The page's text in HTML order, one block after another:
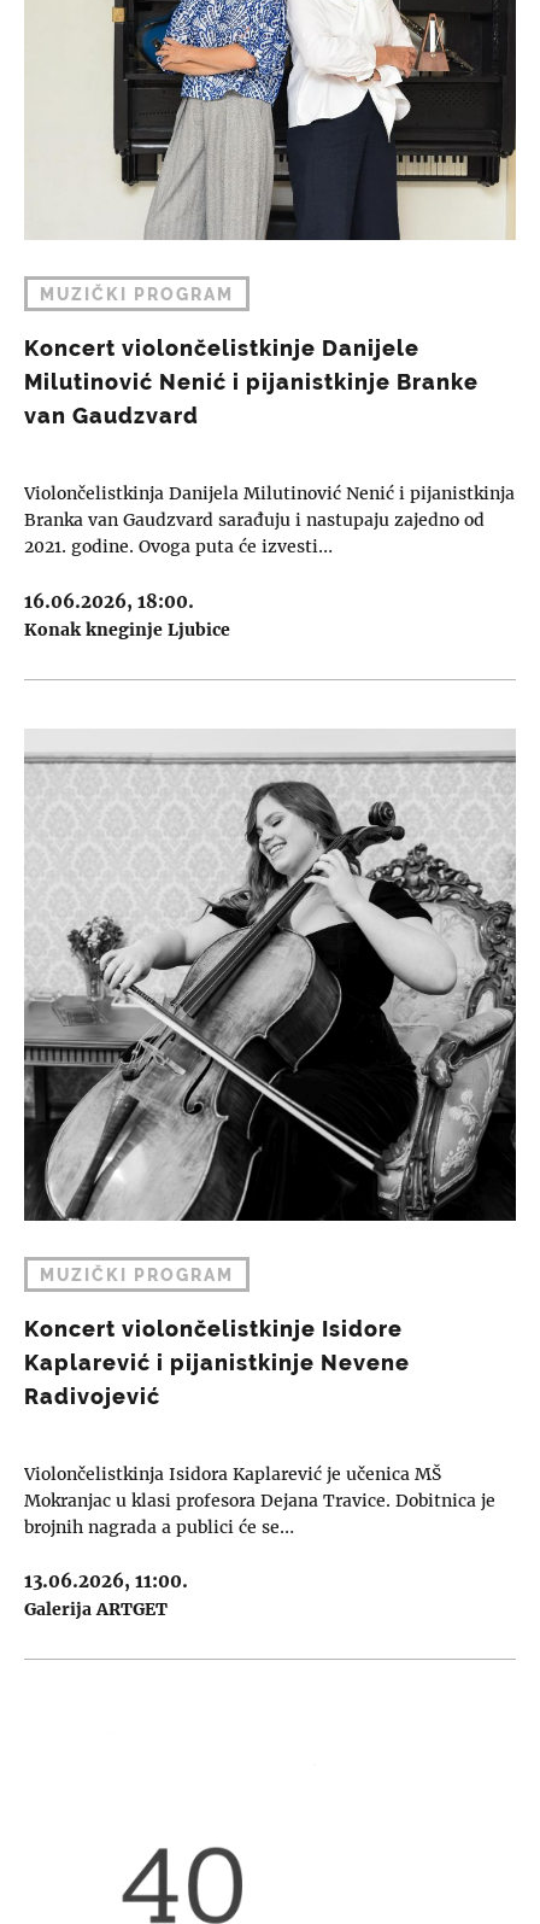
MUZIČKI PROGRAM
Koncert violončelistkinje Danijele
Milutinović Nenić i pijanistkinje Branke
van Gaudzvard
Violončelistkinja Danijela Milutinović Nenić i pijanistkinja
Branka van Gaudzvard sarađuju i nastupaju zajedno od
2021. godine. Ovoga puta će izvesti…
16.06.2026, 18:00.
Konak kneginje Ljubice
MUZIČKI PROGRAM
Koncert violončelistkinje Isidore
Kaplarević i pijanistkinje Nevene
Radivojević
Violončelistkinja Isidora Kaplarević je učenica MŠ
Mokranjac u klasi profesora Dejana Travice. Dobitnica je
brojnih nagrada a publici će se…
13.06.2026, 11:00.
Galerija ARTGET